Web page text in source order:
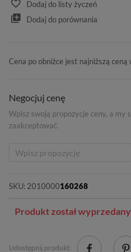
Dodaj do listy życzeń
Dodaj do porównania
Cena po obniżce jest najniższą
Negocjuj cenę
Wpisz swoją propozycje ceny, a my
zaakceptować.
SKU: 2010000160268
Produkt został wyprzedany
Udostępnij produkt: